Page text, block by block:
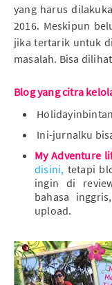
yang harus
2016. Meskipun
jika tertarik untuk
masalah. Bisa
Blog yang citra
Ini-jurnalku
My Adventure
disini, tetapi
ingin di
bahasa
upload.